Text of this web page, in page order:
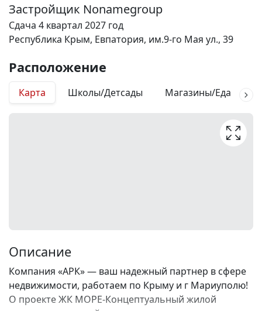
Застройщик Nonamegroup
Сдача 4 квартал 2027 год
Республика Крым, Евпатория, им.9-го Мая ул., 39
Расположение
Карта Школы/Детсады Магазины/Еда
Описание
Компания «АРК» — ваш надежный партнер в сфере
недвижимости, работаем по Крыму и г Мариуполю!
О проекте ЖК МОРЕ-Концептуальный жилой